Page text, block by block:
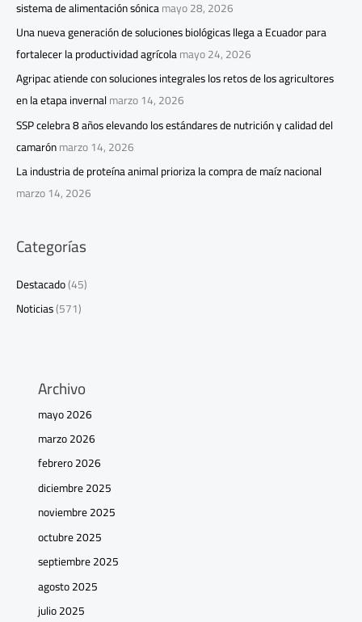
sistema de alimentación sónicamayo 28, 2026
Una nueva generación de soluciones biológicas llega a Ecuador para
fortalecer la productividad agrícolamayo 24, 2026
Agripac atiende con soluciones integrales los retos de los agricultores
en la etapa invernalmarzo 14, 2026
SSP celebra 8 años elevando los estándares de nutrición y calidad del
camarónmarzo 14, 2026
La industria de proteína animal prioriza la compra de maíz nacional
marzo 14, 2026
Categorías
Destacado(45)
Noticias(571)
Archivo
mayo 2026
marzo 2026
febrero 2026
diciembre 2025
noviembre 2025
octubre 2025
septiembre 2025
agosto 2025
julio 2025